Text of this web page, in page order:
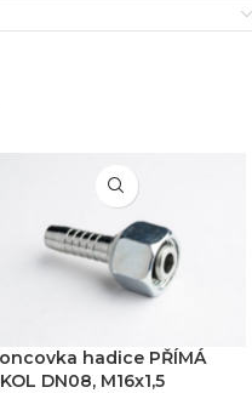
hadice PŘÍMÁ
DN08, M16x1,5